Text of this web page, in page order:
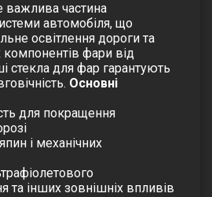
важлива частина
автомобіля, що
освітлення дороги та
компонентів фари від
стекла для фар гарантують
Основні
для покращення
і механічних
та інших зовнішніх впливів